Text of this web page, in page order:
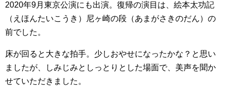
2020年9月東京公演にも出演。復帰の演目は、絵本太功記
（えほんたいこうき）尼ヶ崎の段（あまがさきのだん）の
前でした。
床が回ると大きな拍手。少しおやせになったかな？と思い
ましたが、しみじみとしっとりとした場面で、美声を聞か
せていただきました。